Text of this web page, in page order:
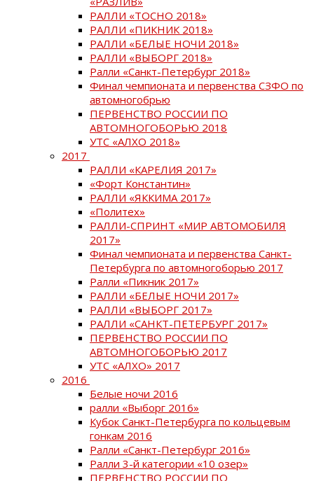
РАЛЛИ «ТОСНО 2018»
РАЛЛИ «ПИКНИК 2018»
РАЛЛИ «БЕЛЫЕ НОЧИ 2018»
РАЛЛИ «ВЫБОРГ 2018»
Ралли «Санкт-Петербург 2018»
Финал чемпионата и первенства СЗФО по
автомногобрью
ПЕРВЕНСТВО РОССИИ ПО
АВТОМНОГОБОРЬЮ 2018
УТС «АЛХО 2018»
2017
РАЛЛИ «КАРЕЛИЯ 2017»
«Форт Константин»
РАЛЛИ «ЯККИМА 2017»
«Политех»
РАЛЛИ-СПРИНТ «МИР АВТОМОБИЛЯ
2017»
Финал чемпионата и первенства Санкт-
Петербурга по автомногоборью 2017
Ралли «Пикник 2017»
РАЛЛИ «БЕЛЫЕ НОЧИ 2017»
РАЛЛИ «ВЫБОРГ 2017»
РАЛЛИ «САНКТ-ПЕТЕРБУРГ 2017»
ПЕРВЕНСТВО РОССИИ ПО
АВТОМНОГОБОРЬЮ 2017
УТС «АЛХО» 2017
2016
Белые ночи 2016
ралли «Выборг 2016»
Кубок Санкт-Петербурга по кольцевым
гонкам 2016
Ралли «Санкт-Петербург 2016»
Ралли 3-й категории «10 озер»
ПЕРВЕНСТВО РОССИИ ПО